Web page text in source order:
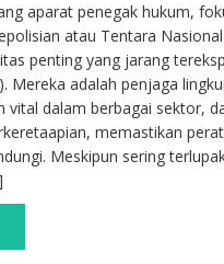
aparat penegak hukum,
atau Tentara
penting yang jarang
Mereka adalah penjaga
vital dalam berbagai sektor,
memastikan
Meskipun sering